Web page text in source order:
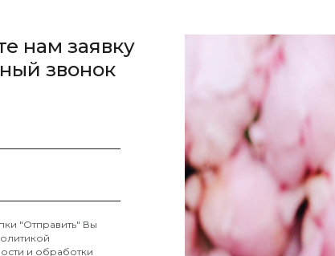
нам заявку
звонок
"Отправить" Вы
и обработки